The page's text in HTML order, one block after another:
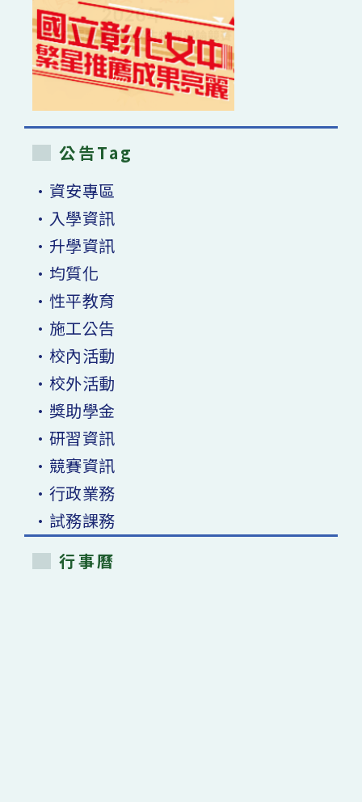
公告Tag
•資安專區
•入學資訊
•升學資訊
•均質化
•性平教育
•施工公告
•校內活動
•校外活動
•獎助學金
•研習資訊
•競賽資訊
•行政業務
•試務課務
行事曆